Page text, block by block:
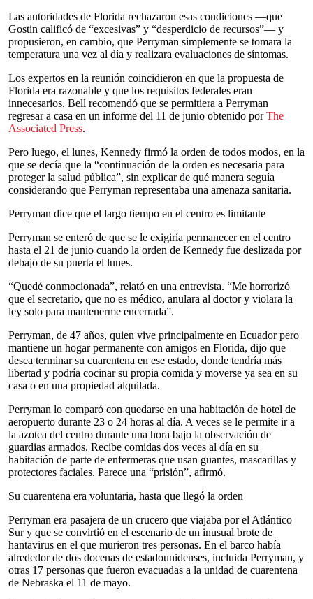
Las autoridades de Florida rechazaron esas condiciones —que
Gostin calificó de “excesivas” y “desperdicio de recursos”— y
propusieron, en cambio, que Perryman simplemente se tomara la
temperatura una vez al día y realizara evaluaciones de síntomas.
Los expertos en la reunión coincidieron en que la propuesta de
Florida era razonable y que los requisitos federales eran
innecesarios. Bell recomendó que se permitiera a Perryman
regresar a casa en un informe del 11 de junio obtenido porThe
Associated Press.
Pero luego, el lunes, Kennedy firmó la orden de todos modos, en la
que se decía que la “continuación de la orden es necesaria para
proteger la salud pública”, sin explicar de qué manera seguía
considerando que Perryman representaba una amenaza sanitaria.
Perryman dice que el largo tiempo en el centro es limitante
Perryman se enteró de que se le exigiría permanecer en el centro
hasta el 21 de junio cuando la orden de Kennedy fue deslizada por
debajo de su puerta el lunes.
“Quedé conmocionada”, relató en una entrevista. “Me horrorizó
que el secretario, que no es médico, anulara al doctor y violara la
ley solo para mantenerme encerrada”.
Perryman, de 47 años, quien vive principalmente en Ecuador pero
mantiene un hogar permanente con amigos en Florida, dijo que
desea terminar su cuarentena en ese estado, donde tendría más
libertad y podría cocinar su propia comida y moverse ya sea en su
casa o en una propiedad alquilada.
Perryman lo comparó con quedarse en una habitación de hotel de
aeropuerto durante 23 o 24 horas al día. A veces se le permite ir a
la azotea del centro durante una hora bajo la observación de
guardias armados. Recibe comidas dos veces al día en su
habitación de parte de enfermeras que usan guantes, mascarillas y
protectores faciales. Parece una “prisión”, afirmó.
Su cuarentena era voluntaria, hasta que llegó la orden
Perryman era pasajera de un crucero que viajaba por el Atlántico
Sur y que se convirtió en el escenario de un inusual brote de
hantavirus en el que murieron tres personas. En el barco había
alrededor de dos docenas de estadounidenses, incluida Perryman, y
otras 17 personas que fueron evacuadas a la unidad de cuarentena
de Nebraska el 11 de mayo.